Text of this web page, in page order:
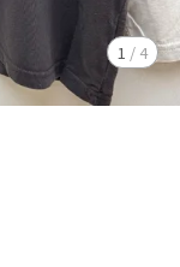
1 / 4